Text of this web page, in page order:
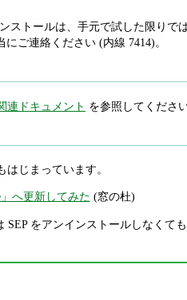
ストールは、手元で試した限り
ご連絡ください (内線 7414)。
連ドキュメント を参照してくださ
はじまっています。
」へ更新してみた (窓の杜)
をアンインストールしなくて